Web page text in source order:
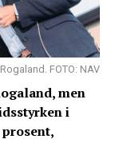
FOTO: NAV
men
i